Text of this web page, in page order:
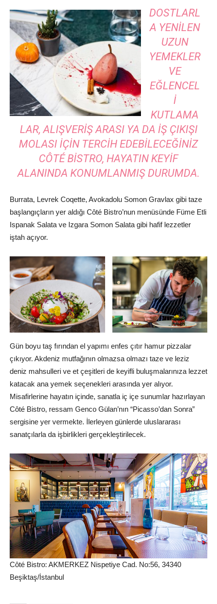
DOSTLARL
A YENILEN
UZUN
YEMEKLER
VE
EĞLENCEL
I
KUTLAMA
LAR, ALIŞVERIŞ ARASI YA DA IŞ ÇIKIŞI
MOLASI IÇIN TERCIH EDEBILECEĞINIZ
CÔTÉ BISTRO, HAYATIN KEYIF
ALANINDA KONUMLANMIŞ DURUMDA.
Burrata, Levrek Coqette, Avokadolu Somon Gravlax gibi taze
başlangıçların yer aldığı Côté Bistro’nun menüsünde Füme Etli
Ispanak Salata ve Izgara Somon Salata gibi hafif lezzetler
iştah açıyor.
Gün boyu taş fırından el yapımı enfes çıtır hamur pizzalar
çıkıyor. Akdeniz mutfağının olmazsa olmazı taze ve leziz
deniz mahsulleri ve et çeşitleri de keyifli buluşmalarınıza lezzet
katacak ana yemek seçenekleri arasında yer alıyor.
Misafirlerine hayatın içinde, sanatla iç içe sunumlar hazırlayan
Côté Bistro, ressam Genco Gülan’nın “Picasso’dan Sonra”
sergisine yer vermekte. İlerleyen günlerde uluslararası
sanatçılarla da işbirlikleri gerçekleştirilecek.
Côté Bistro: AKMERKEZ Nispetiye Cad. No:56, 34340
Beşiktaş/İstanbul